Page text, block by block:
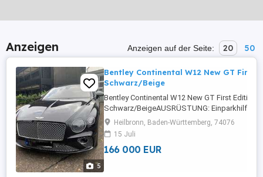
Anzeigen Anzeigen auf der Seite: 20 50
5
Bentley Continental W12 New GT First
Schwarz/Beige
Bentley Continental W12 New GT First Edition
Schwarz/BeigeAUSRÜSTUNG: Einparkhilfe
vorne,ABS,Einparkhilfe Sensoren
Frontscheibe,Berganfahrassistent,Radio,DAB-
Heilbronn, Baden-Württemberg, 74076
15 Juli
166 000 EUR